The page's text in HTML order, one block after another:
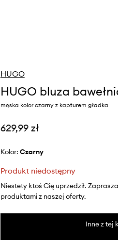
HUGO
HUGO bluza
męska kolor czarny z kapturem gładka
629,99 zł
Kolor: czarny
Produkt niedostępny
Niestety ktoś Cię uprzedził.
produktami z naszej oferty.
Inne z tej